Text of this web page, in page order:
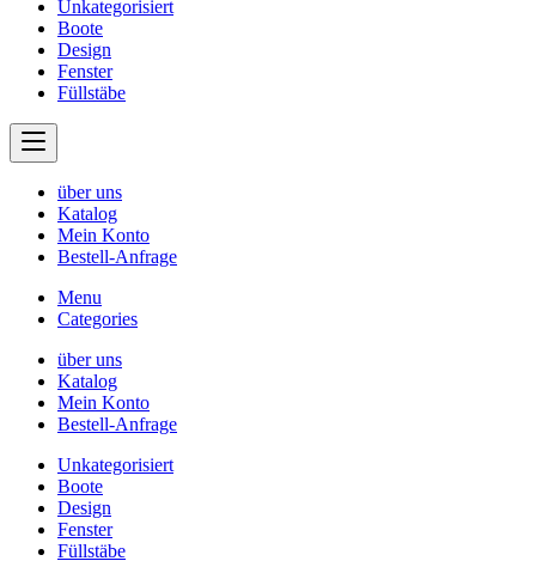
Unkategorisiert
Boote
Design
Fenster
Füllstäbe
über uns
Katalog
Mein Konto
Bestell-Anfrage
Menu
Categories
über uns
Katalog
Mein Konto
Bestell-Anfrage
Unkategorisiert
Boote
Design
Fenster
Füllstäbe